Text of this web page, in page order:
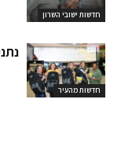
חדשות ישובי השרון
חדשות מהעיר